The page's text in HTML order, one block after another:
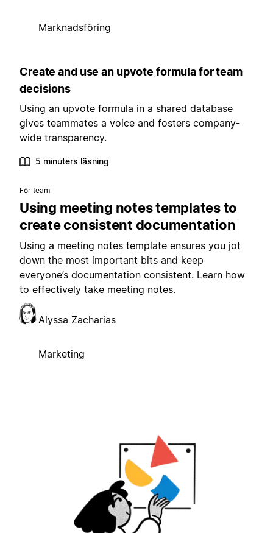
Marknadsföring
Create and use an upvote formula for team
decisions
Using an upvote formula in a shared database
gives teammates a voice and fosters company-
wide transparency.
5 minuters läsning
För team
Using meeting notes templates to
create consistent documentation
Using a meeting notes template ensures you jot
down the most important bits and keep
everyone’s documentation consistent. Learn how
to effectively take meeting notes.
Alyssa Zacharias
Marketing